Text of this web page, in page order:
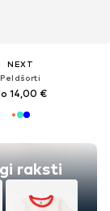
raksti
NEXT
Peldšorti
14,00 €